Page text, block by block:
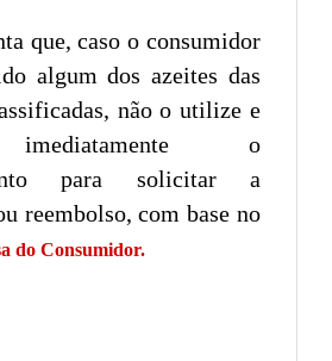
que, caso o consumidor
algum dos azeites das
não o utilize e
o
para solicitar a
reembolso, com base no
do Consumidor.